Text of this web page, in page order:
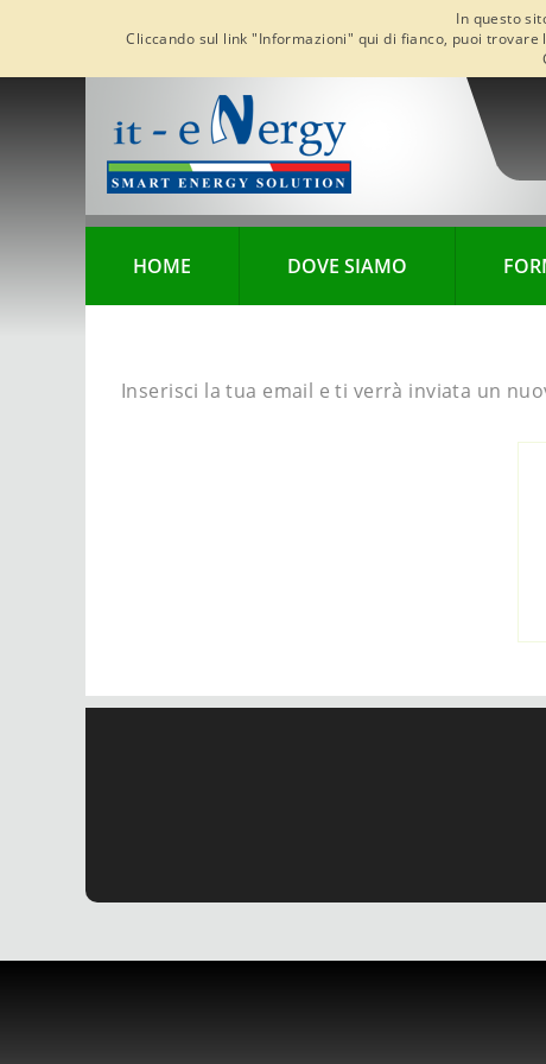
In questo
Cliccando sul link "Informazioni" qui di fianco, puoi
HOME DOVE SIAMO
Inserisci la tua email e ti verrà inviata un